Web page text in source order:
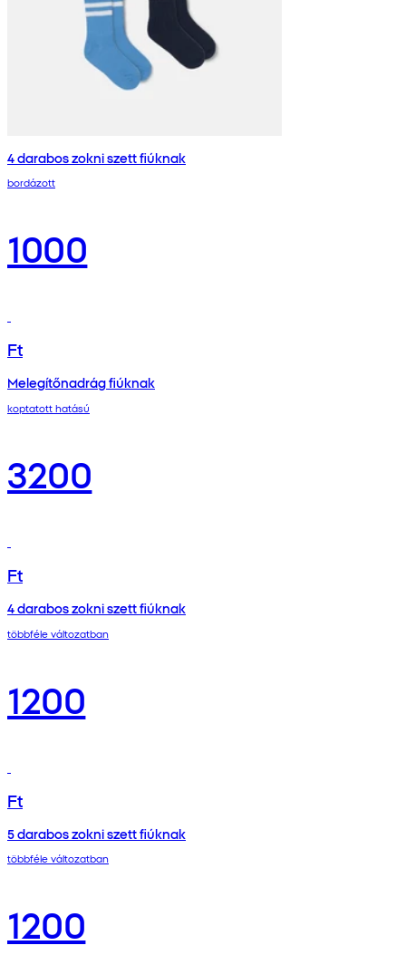
4 darabos zokni szett fiúknak
bordázott
1000
Ft
Melegítőnadrág fiúknak
koptatott hatású
3200
Ft
4 darabos zokni szett fiúknak
többféle változatban
1200
Ft
5 darabos zokni szett fiúknak
többféle változatban
1200